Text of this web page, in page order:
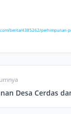
berita/4385262/perhimpunan-